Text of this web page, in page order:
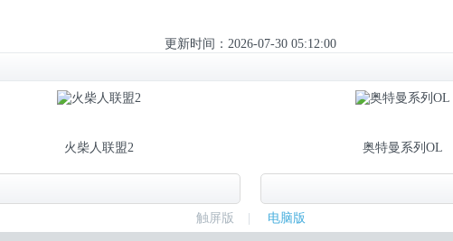
更新时间：2026-07-30 05:12:00
火柴人联盟2 奥特曼系列OL
触屏版 电脑版